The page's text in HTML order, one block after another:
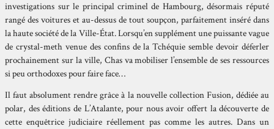
investigations sur le principal criminel de Hambourg, désormais réputé
rangé des voitures et au-dessus de tout soupçon, parfaitement inséré dans
la haute société de la Ville-État. Lorsqu’en supplément une puissante vague
de crystal-meth venue des confins de la Tchéquie semble devoir déferler
prochainement sur la ville, Chas va mobiliser l’ensemble de ses ressources
si peu orthodoxes pour faire face…
Il faut absolument rendre grâce à la nouvelle collection Fusion, dédiée au
polar, des éditions de L’Atalante, pour nous avoir offert la découverte de
cette enquêtrice judiciaire réellement pas comme les autres. Dans un